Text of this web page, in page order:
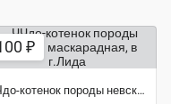
₽
ЧЧдо-котенок породы невская маскарадная